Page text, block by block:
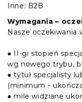
Inne: B2B
Wymagania –
Nasze oczekiwania
● II-gi stopień
wg nowego trybu,
● tytuł specjalisty
(minimum -
● mile widziane